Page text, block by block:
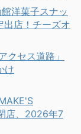
洋菓子スナッ
店！チーズオ
クセス道路」
け
店、2026年7